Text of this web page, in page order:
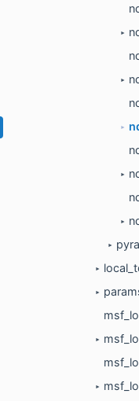
►
►
►
►
►
►
►
►
►
►